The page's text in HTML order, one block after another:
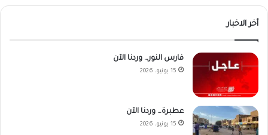
أخر الاخبار
فارس النور… وردنا الآن
15 يونيو، 2026
عطبرة… وردنا الآن
15 يونيو، 2026